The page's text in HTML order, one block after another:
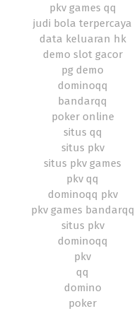
pkv games qq
judi bola terpercaya
data keluaran hk
demo slot gacor
pg demo
dominoqq
bandarqq
poker online
situs qq
situs pkv
situs pkv games
pkv qq
dominoqq pkv
pkv games bandarqq
situs pkv
dominoqq
pkv
qq
domino
poker